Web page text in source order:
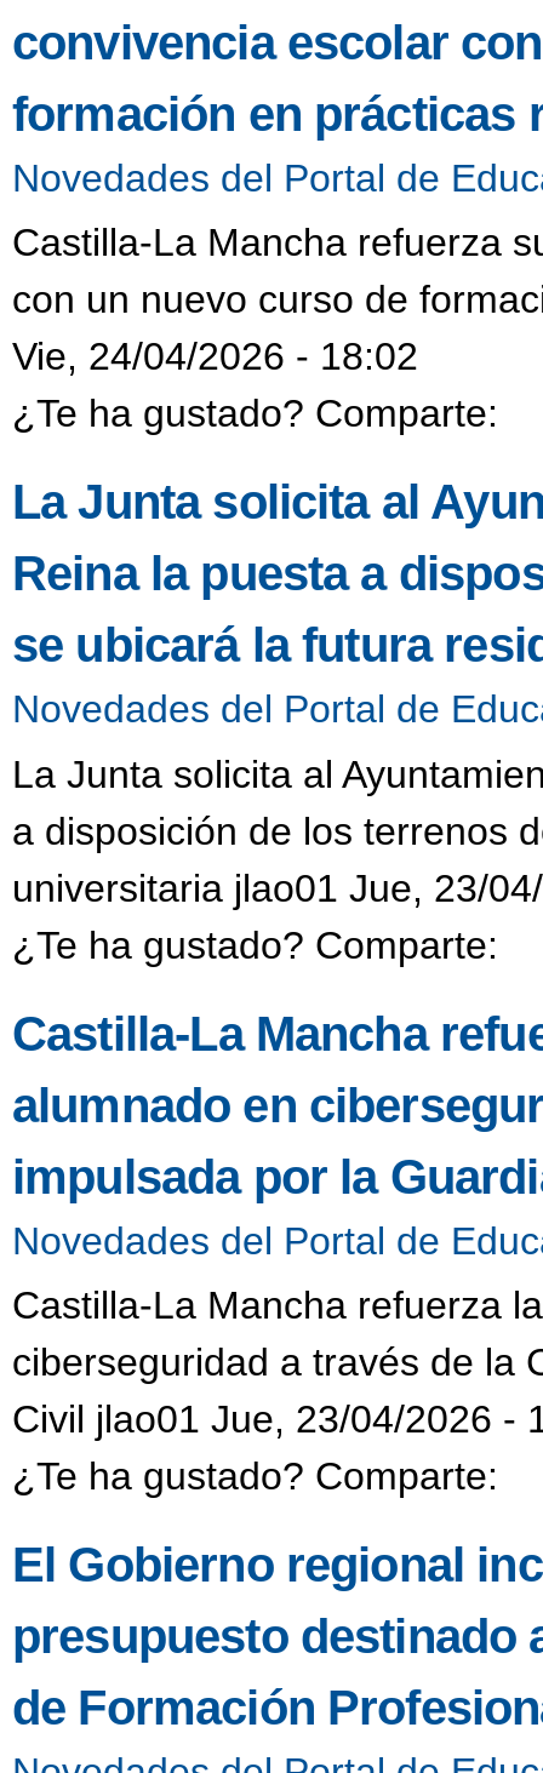
convivencia escolar
formación en prácticas
Novedades del Portal de
Castilla-La Mancha refuerza
con un nuevo curso de
Vie, 24/04/2026 - 18:02
¿Te ha gustado? Comparte:
La Junta solicita al
Reina la puesta a
se ubicará la futura
Novedades del Portal de
La Junta solicita al
a disposición de los terrenos
universitaria jlao01 Jue, 23/
¿Te ha gustado? Comparte:
Castilla-La Mancha
alumnado en
impulsada por la
Novedades del Portal de
Castilla-La Mancha refuerza
ciberseguridad a través de la
Civil jlao01 Jue, 23/04/2026 -
¿Te ha gustado? Comparte:
El Gobierno regional
presupuesto destinado
de Formación